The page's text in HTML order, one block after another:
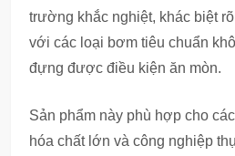
trường khắc nghiệt, khác biệt
với các loại bơm tiêu chuẩn
đựng được điều kiện ăn mòn.
Sản phẩm này phù hợp cho
hóa chất lớn và công nghiệp